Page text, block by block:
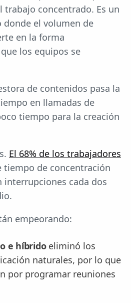
trabajo concentrado. Es un
el volumen de
en la forma
los equipos se
de contenidos pasa la
en llamadas de
tiempo para la creación
El 68% de los trabajadores
de concentración
cada dos
empeorando:
e híbridoeliminó los
naturales, por lo que
por programar reuniones